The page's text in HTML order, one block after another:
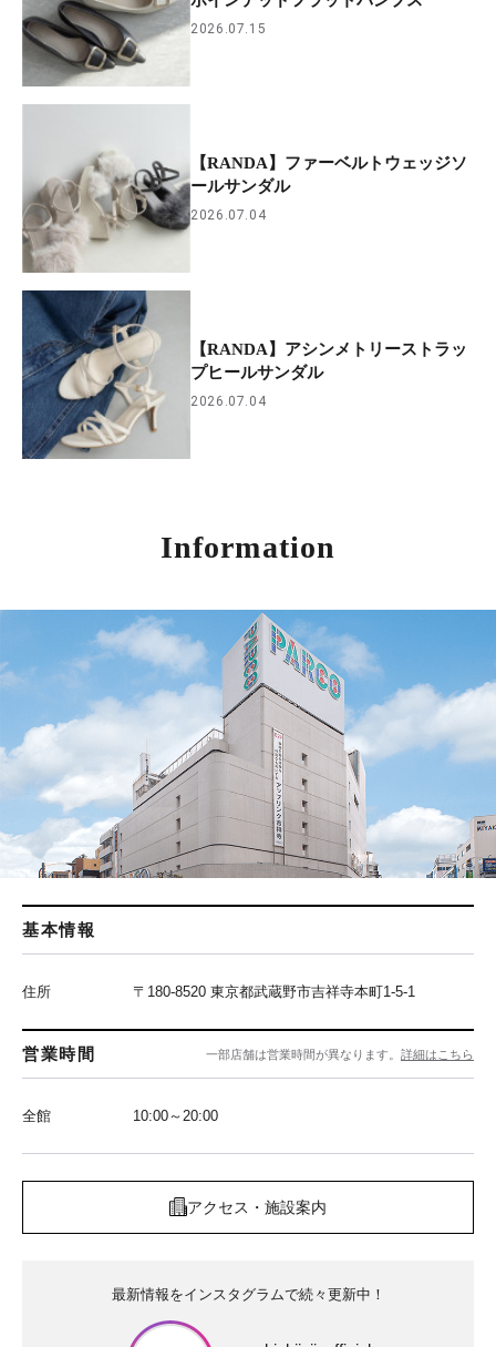
2026.07.15
【RANDA】ファーベルトウェッジソ
ールサンダル
2026.07.04
【RANDA】アシンメトリーストラッ
プヒールサンダル
2026.07.04
Information
基本情報
住所 〒180-8520 東京都武蔵野市吉祥寺本町1-5-1
営業時間 一部店舗は営業時間が異なります。 詳細はこちら
全館 10:00～20:00
アクセス・施設案内
最新情報をインスタグラムで続々更新中！